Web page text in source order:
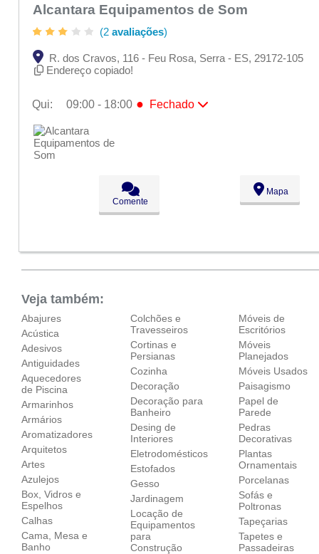
Alcantara Equipamentos de Som
(2 avaliações)
R. dos Cravos, 116 - Feu Rosa, Serra - ES, 29172-105
Endereço copiado!
Qui: 09:00 - 18:00 ● Fechado
Seg:
Ter:
09:00 - 18:00
Qua:
09:00 - 18:00
Qui:
Fechado
Fechado
Comente
Mapa
Veja também:
Abajures
Acústica
Adesivos
Antiguidades
Aquecedores
de Piscina
Armarinhos
Armários
Aromatizadores
Arquitetos
Artes
Azulejos
Box, Vidros e
Espelhos
Calhas
Cama, Mesa e
Banho
Colchões e
Travesseiros
Cortinas e
Persianas
Cozinha
Decoração
Decoração para
Banheiro
Desing de
Interiores
Eletrodomésticos
Estofados
Gesso
Jardinagem
Locação de
Equipamentos
para
Construção
Móveis de
Escritórios
Móveis
Planejados
Móveis Usados
Paisagismo
Papel de
Parede
Pedras
Decorativas
Plantas
Ornamentais
Porcelanas
Sofás e
Poltronas
Tapeçarias
Tapetes e
Passadeiras